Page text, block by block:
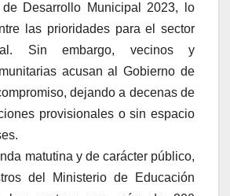
Desarrollo Municipal 2023, lo
las prioridades para el sector
Sin embargo, vecinos y
acusan al Gobierno de
dejando a decenas de
provisionales o sin espacio
matutina y de carácter público,
del Ministerio de Educación